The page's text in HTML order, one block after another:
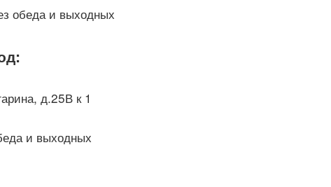
обеда и выходных
д.25В к 1
и выходных